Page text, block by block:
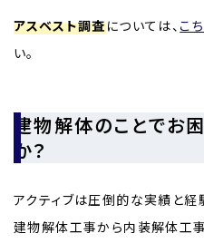
アスベスト調査については、 こ
い。
建物解体のことでお
か？
アクティブは圧倒的な実績と経
建物解体工事から内装解体工